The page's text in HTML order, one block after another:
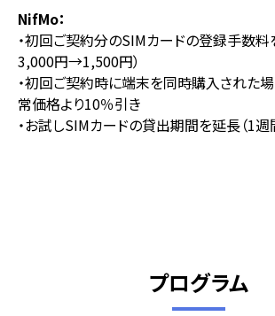
NifMo：
・初回ご契約分のSIMカードの登録手数料
3,000円→1,500円）
・初回ご契約時に端末を同時購入された
常価格より10％引き
・お試しSIMカードの貸出期間を延長（1
プログラム